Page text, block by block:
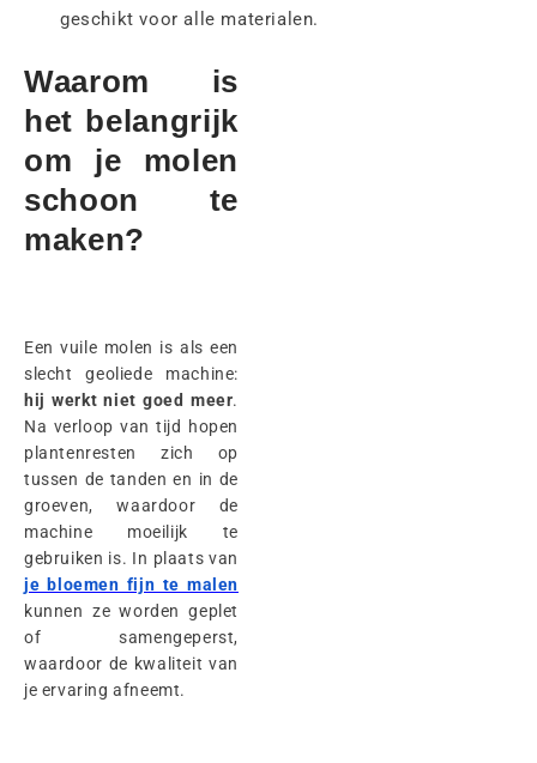
geschikt voor alle materialen.
Waarom is
het belangrijk
om je molen
schoon te
maken?
Een vuile molen is als een
slecht geoliede machine:
hij werkt niet goed meer.
Na verloop van tijd hopen
plantenresten zich op
tussen de tanden en in de
groeven, waardoor de
machine moeilijk te
gebruiken is. In plaats van
je bloemen fijn te malen
kunnen ze worden geplet
of samengeperst,
waardoor de kwaliteit van
je ervaring afneemt.